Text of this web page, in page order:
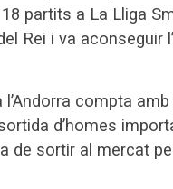
partits a La Lliga
Rei i va aconseguir
l’Andorra compta
d’homes
de sortir al mercat